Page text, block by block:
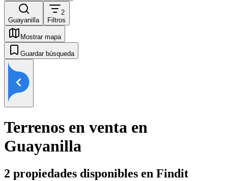
Guayanilla
2
Filtros
Mostrar mapa
Guardar búsqueda
Terrenos en venta en
Guayanilla
2 propiedades disponibles en Findit